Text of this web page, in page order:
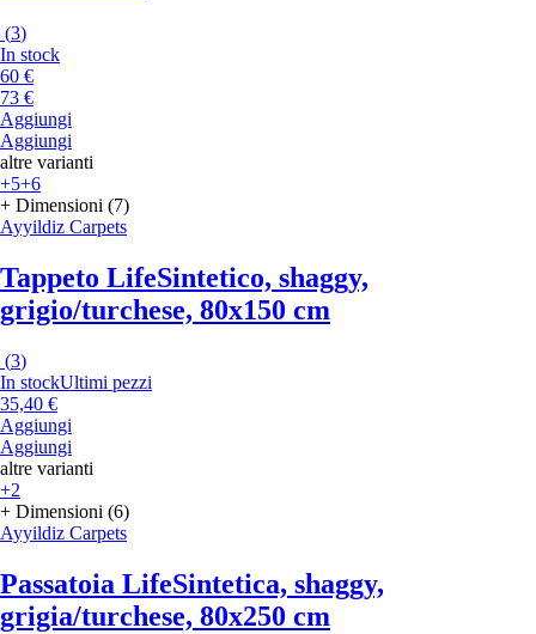
(3)
In stock
60 €
73 €
Aggiungi
Aggiungi
altre varianti
+5+6
+ Dimensioni (7)
Ayyildiz Carpets
Tappeto LifeSintetico, shaggy,
grigio/turchese, 80x150 cm
(3)
In stockUltimi pezzi
35,40 €
Aggiungi
Aggiungi
altre varianti
+2
+ Dimensioni (6)
Ayyildiz Carpets
Passatoia LifeSintetica, shaggy,
grigia/turchese, 80x250 cm